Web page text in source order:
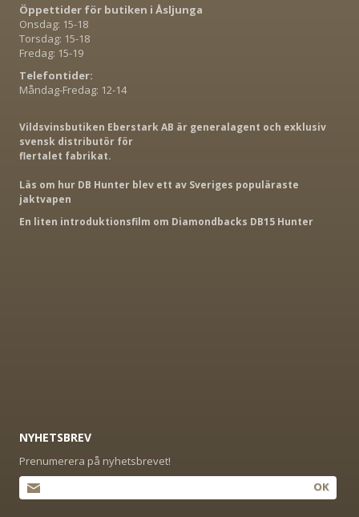
Öppettider för butiken i Åsljunga
Onsdag: 15-18
Torsdag: 15-18
Fredag: 15-19
Telefontider:
Måndag-Fredag: 12-14
Vildsvinsbutiken Eberstark AB är generalagent och exklusiv
svensk distributör för
flertalet fabrikat.
Läs om hur DB Hunter blev ett av Sveriges populäraste
jaktvapen
En liten introduktionsfilm om Diamondbacks DB15 Hunter
NYHETSBREV
Prenumerera på nyhetsbrevet!
OK